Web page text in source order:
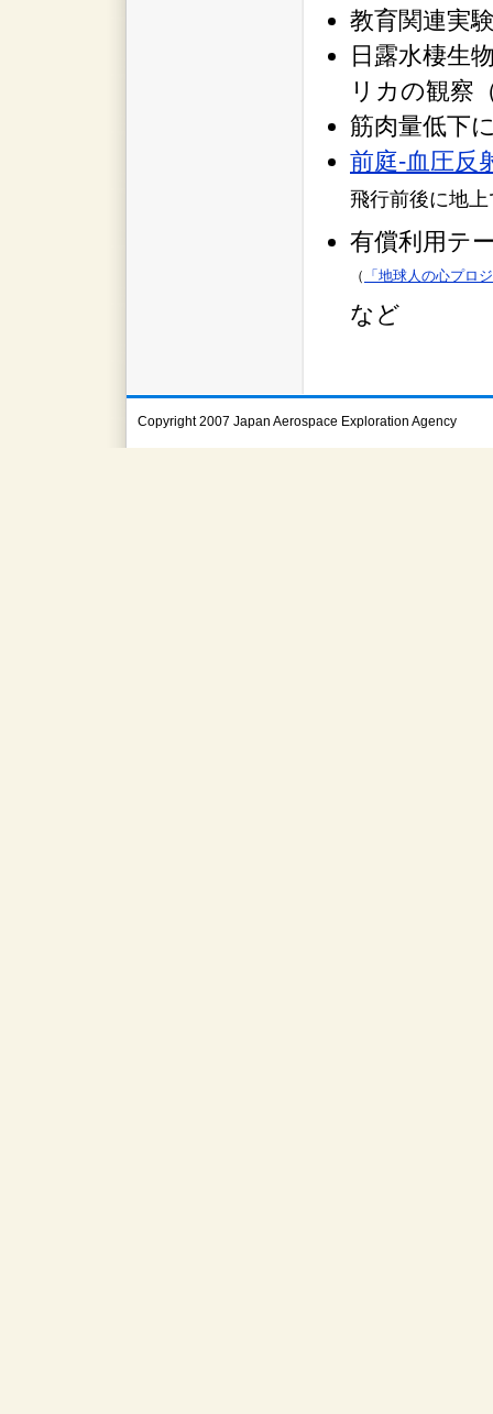
教育関連実
日露水棲生
リカの観察
筋肉量低下
前庭-血圧反
飛行前後に地
有償利用テ
（ 「地球人の心プロ
など
Copyright 2007 Japan Aerospace Exploration Agency